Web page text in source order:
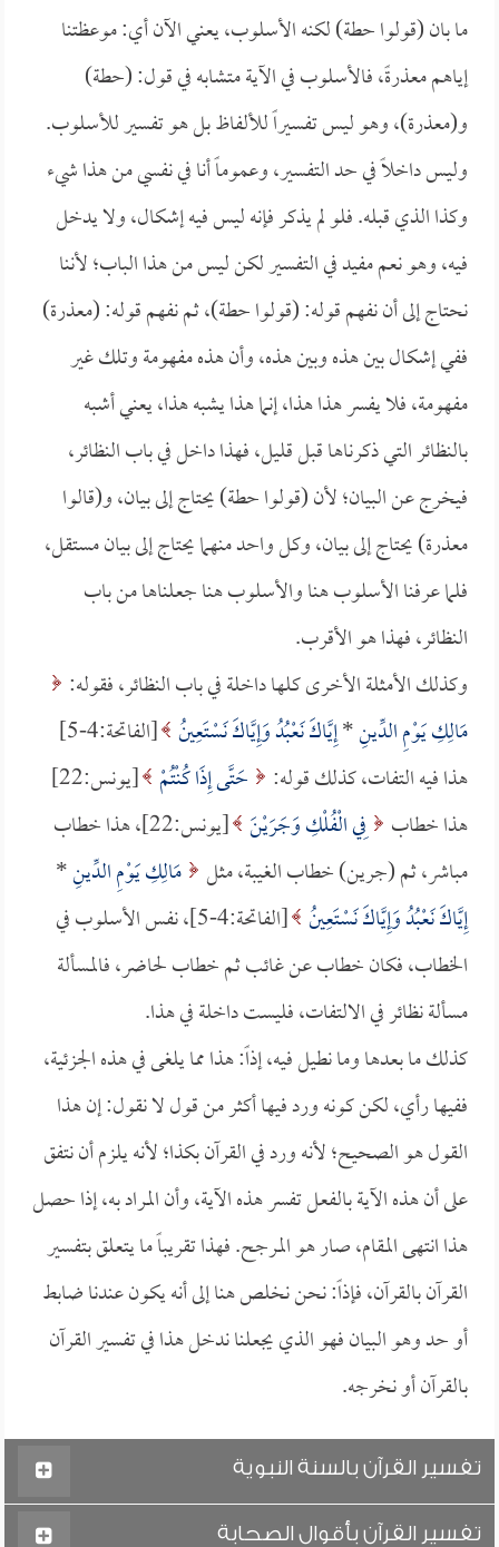
ما بان (قولوا حطة) لكنه الأسلوب، يعني الآن أي: موعظتنا
إياهم معذرةً، فالأسلوب في الآية متشابه في قول: (حطة)
و(معذرة)، وهو ليس تفسيراً للألفاظ بل هو تفسير للأسلوب.
وليس داخلاً في حد التفسير، وعموماً أنا في نفسي من هذا شيء
وكذا الذي قبله. فلو لم يذكر فإنه ليس فيه إشكال، ولا يدخل
فيه، وهو نعم مفيد في التفسير لكن ليس من هذا الباب؛ لأننا
نحتاج إلى أن نفهم قوله: (قولوا حطة)، ثم نفهم قوله: (معذرة)
ففي إشكال بين هذه وبين هذه، وأن هذه مفهومة وتلك غير
مفهومة، فلا يفسر هذا هذا، إنما هذا يشبه هذا، يعني أشبه
بالنظائر التي ذكرناها قبل قليل، فهذا داخل في باب النظائر،
فيخرج عن البيان؛ لأن (قولوا حطة) يحتاج إلى بيان، و(قالوا
معذرة) يحتاج إلى بيان، وكل واحد منهما يحتاج إلى بيان مستقل،
فلما عرفنا الأسلوب هنا والأسلوب هنا جعلناها من باب
النظائر، فهذا هو الأقرب.
وكذلك الأمثلة الأخرى كلها داخلة في باب النظائر، فقوله:
مَالِكِ يَوْمِ الدِّينِ*إِيَّاكَ نَعْبُدُ وَإِيَّاكَ نَسْتَعِينُ
[الفاتحة:4-5]
هذا فيه التفات، كذلك قوله:
حَتَّى إِذَا كُنْتُمْ
[يونس:22]
هذا خطاب فِي الْفُلْكِ وَجَرَيْنَ
[يونس:22]، هذا خطاب
مباشر، ثم (جرين) خطاب الغيبة، مثل مَالِكِ يَوْمِ الدِّينِ*
إِيَّاكَ نَعْبُدُ وَإِيَّاكَ نَسْتَعِينُ
[الفاتحة:4-5]، نفس الأسلوب في
الخطاب، فكان خطاب عن غائب ثم خطاب لحاضر، فالمسألة
مسألة نظائر في الالتفات، فليست داخلة في هذا.
كذلك ما بعدها وما نطيل فيه، إذاً: هذا مما يلغى في هذه الجزئية،
ففيها رأي، لكن كونه ورد فيها أكثر من قول لا نقول: إن هذا
القول هو الصحيح؛ لأنه ورد في القرآن بكذا؛ لأنه يلزم أن نتفق
على أن هذه الآية بالفعل تفسر هذه الآية، وأن المراد به، إذا حصل
هذا انتهى المقام، صار هو المرجح. فهذا تقريباً ما يتعلق بتفسير
القرآن بالقرآن، فإذاً: نحن نخلص هنا إلى أنه يكون عندنا ضابط
أو حد وهو البيان فهو الذي يجعلنا ندخل هذا في تفسير القرآن
بالقرآن أو نخرجه.
تفسير القرآن بالسنة النبوية
تفسير القرآن بأقوال الصحابة